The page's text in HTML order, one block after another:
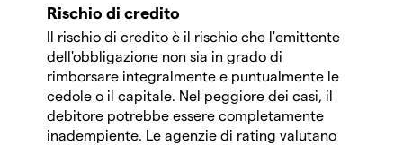
Rischio di credito
Il rischio di credito è il rischio che l'emittente
dell'obbligazione non sia in grado di
rimborsare integralmente e puntualmente le
cedole o il capitale. Nel peggiore dei casi, il
debitore potrebbe essere completamente
inadempiente. Le agenzie di rating valutano